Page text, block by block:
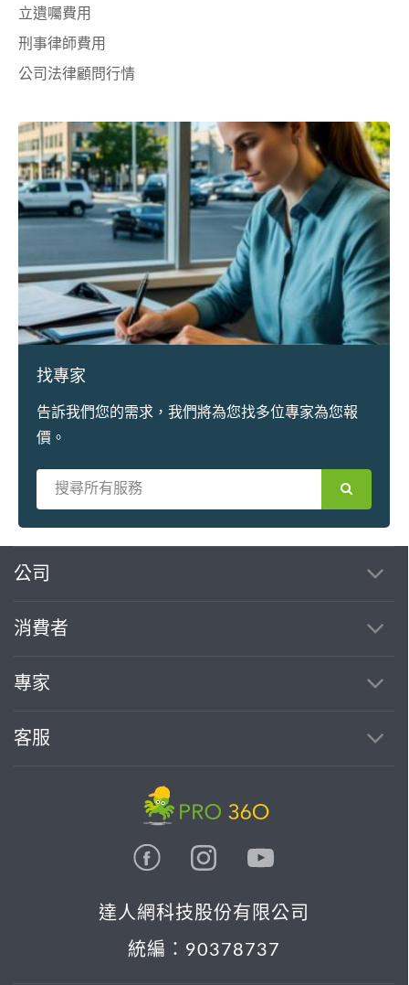
立遺囑費用
刑事律師費用
公司法律顧問行情
找專家
告訴我們您的需求，我們將為您找多位專家為您報
價。
公司
消費者
專家
客服
達人網科技股份有限公司
統編：90378737
繼續完成